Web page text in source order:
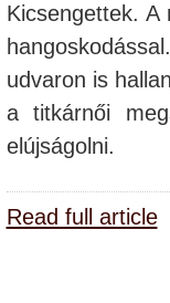
Kicsengettek.
udvaron is
a titkárnői
elújságolni.
Read full article